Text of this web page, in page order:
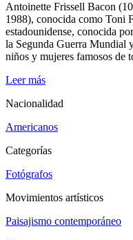
Antoinette Frissell Bacon
1988), conocida como Toni
estadounidense, conocida
la Segunda Guerra Mundial
niños y mujeres famosos de
Leer más
Nacionalidad
Americanos
Categorías
Fotógrafos
Movimientos artísticos
Paisajismo contemporáneo